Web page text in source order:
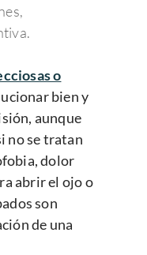
o
bien y
aunque
no se tratan
dolor
abrir el ojo o
son
de una